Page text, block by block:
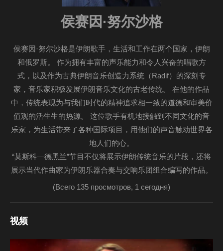
侯赛因·努尔沙格
侯赛因·努尔沙格是伊朗歌手，生活和工作在两个国家，伊朗
和俄罗斯。 作为拥有丰富的声乐能力和令人兴奋的唱歌方
式，以及作为古典伊朗音乐创造力系统（Radif）的深刻专
家，音乐家积极发展伊朗音乐文化的古老传统。 在他的作品
中，传统表现为与我们时代的精神追求相一致的道德和审美价
值观的活生生的热源。 这位歌手有机地接触到不同文化的音
乐家，为生活带来了各种国际项目，用他们的声音触动世界各
地人们的心。
“莫斯科—德黑兰”节目不仅将展示伊朗传统音乐的片段，还将
展示当代作曲家为伊朗乐器合奏与交响乐团组合编写的作品。
(Всего 135 просмотров, 1 сегодня)
视频